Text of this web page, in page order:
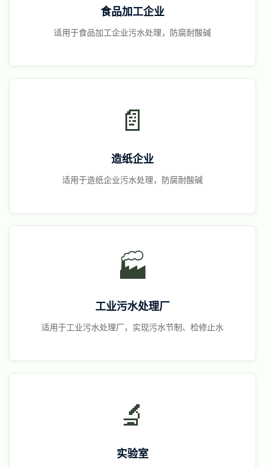
食品加工企业
适用于食品加工企业污水处理，防腐耐酸碱
📄
造纸企业
适用于造纸企业污水处理，防腐耐酸碱
🏭
工业污水处理厂
适用于工业污水处理厂，实现污水节制、检修止水
🔬
实验室